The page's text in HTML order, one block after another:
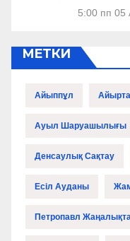
5:00 пп 05
МЕТКИ
Айыппұл
Ауыл Шаруашылығы
Денсаулық Сақтау
Есіл Ауданы
Петропавл